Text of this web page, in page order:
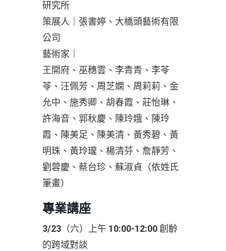
研究所
策展人｜張書婷、大橋頭藝術有限
公司
藝術家｜
王開府、巫穗雲、李青青、李苓
苓、汪佩芳、周芝嫻、周莉莉、金
允中、施秀卿、胡春霞、莊怡琳、
許海音、郭秋慶、陳玲娥、陳玲
霞、陳美足、陳美清、黃秀碧、黃
明珠、黃玲瓏、楊清芬、詹靜芳、
劉蓉慶、蔡台珍、蘇淑貞（依姓氏
筆畫）
專業講座
3/23 （六）上午 10:00-12:00 創齡
的跨域對談